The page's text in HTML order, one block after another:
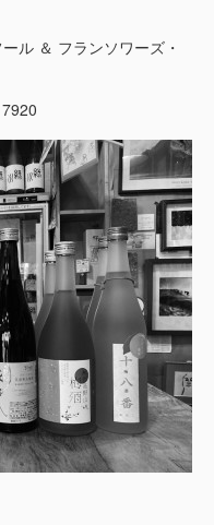
ル ＆ フランソワーズ・